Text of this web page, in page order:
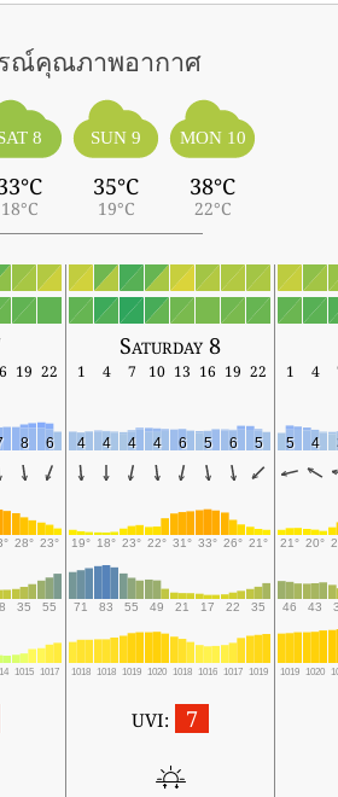
ณ์คุณภาพอากาศ
8
18°C
SUN 9
35°C
19°C
MON 10
38°C
22°C
Saturday 8
19 22 1 4 7 10 13 16 19 22 1 4
8 6 4 4 4 4 6 5 6 5 5 4
28° 23° 19° 18° 23° 22° 31° 33° 26° 21° 21° 20°
35 55 71 83 55 49 21 17 22 35 46 43
1015 1017 1018 1018 1019 1020 1018 1016 1017 1019 1019 1020
UVI: 7